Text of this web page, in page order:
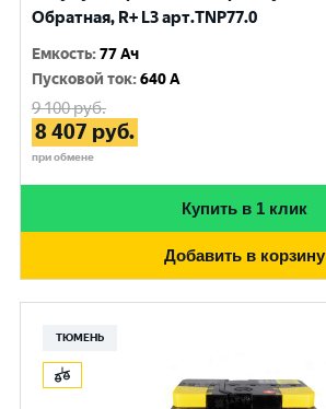
Обратная, R+ L3 арт.TNP77.0
Емкость:77 Ач
Пусковой ток:640 A
9 100руб.
8 407 руб.
при обмене
Купить в 1 клик
Добавить в корзину
ТЮМЕНЬ